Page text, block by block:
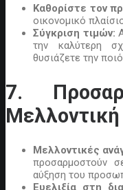
Καθορίστε τον
οικονομικό
Σύγκριση τιμών:
την καλύτερη
θυσιάζετε την
7.
Μελλοντικές
προσαρμοστούν
αύξηση του
Ευελιξία στη